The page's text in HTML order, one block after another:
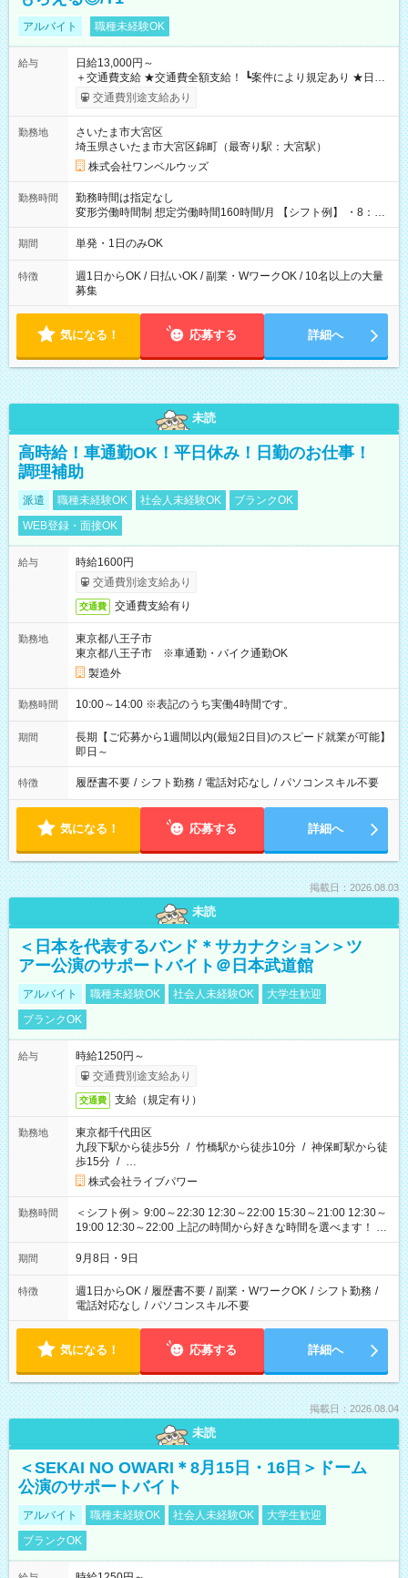
アルバイト 職種未経験OK
給与
日給13,000円～
＋交通費支給 ★交通費全額支給！ ┗案件により規定あり ★日払
いOK！（規定あり） ┗働いたその日に現金GET♪ お仕事後はコ
ンビニATMから 日払い分を引き落とせます！ 【試用期間】試
交通費別途支給あり
勤務地
さいたま市大宮区
埼玉県さいたま市大宮区錦町（最寄り駅：大宮駅）
株式会社ワンベルウッズ
勤務時間
勤務時間は指定なし
変形労働時間制 想定労働時間160時間/月 【シフト例】 ・8：00
～21：00
期間 単発・1日のみOK
特徴
週1日からOK / 日払いOK / 副業・WワークOK / 10名以上の大量
募集
気になる！ 応募する 詳細へ
未読
高時給！車通勤OK！平日休み！日勤のお仕事！
調理補助
派遣 職種未経験OK 社会人未経験OK
ブランクOK
WEB登録・面接OK
給与
時給1600円
交通費別途支給あり
交通費 交通費支給有り
勤務地
東京都八王子市
東京都八王子市 ※車通勤・バイク通勤OK
製造外
勤務時間 10:00～14:00 ※表記のうち実働4時間です。
期間
長期【ご応募から1週間以内(最短2日目)のスピード就業が可能】
即日～
特徴 履歴書不要 / シフト勤務 / 電話対応なし / パソコンスキル不要
気になる！ 応募する 詳細へ
掲載日：2026.08.03
未読
＜日本を代表するバンド＊サカナクション＞ツ
アー公演のサポートバイト＠日本武道館
アルバイト 職種未経験OK 社会人未経験OK
大学生歓迎
ブランクOK
給与
時給1250円～
交通費別途支給あり
交通費 支給（規定有り）
勤務地
東京都千代田区
九段下駅から徒歩5分 / 竹橋駅から徒歩10分 / 神保町駅から徒
歩15分 / …
株式会社ライブパワー
勤務時間
＜シフト例＞ 9:00～22:30 12:30～22:00 15:30～21:00 12:30～
19:00 12:30～22:00 上記の時間から好きな時間を選べます！ ※
時間は変更となる可能性があります
期間 9月8日・9日
特徴 週1日からOK / 履歴書不要 / 副業・WワークOK / シフト勤務 /
電話対応なし / パソコンスキル不要
気になる！ 応募する 詳細へ
掲載日：2026.08.04
未読
＜SEKAI NO OWARI＊8月15日・16日＞ドーム
公演のサポートバイト
アルバイト 職種未経験OK 社会人未経験OK
大学生歓迎
ブランクOK